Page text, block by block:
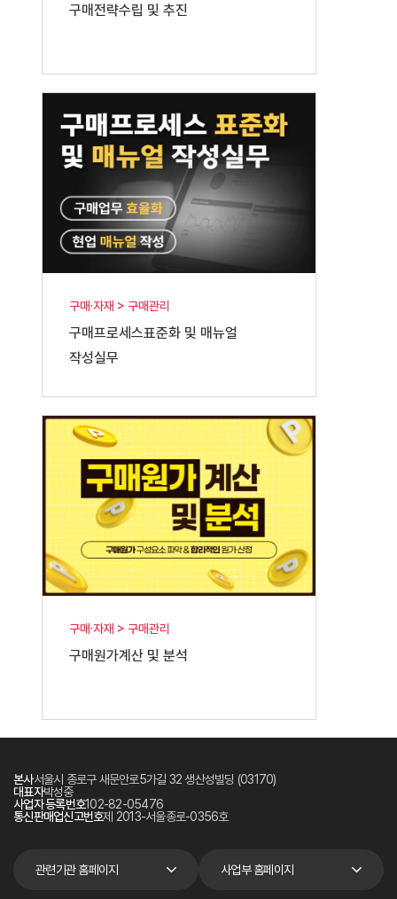
구매전략수립 및 추진
구매·자재 > 구매관리
구매프로세스표준화 및 매뉴얼
작성실무
구매·자재 > 구매관리
구매원가계산 및 분석
본사서울시 종로구 새문안로5가길 32 생산성빌딩 (03170)
대표자박성중
사업자 등록번호102-82-05476
통신판매업신고번호제 2013-서울종로-0356호
관련기관 홈페이지 사업부 홈페이지